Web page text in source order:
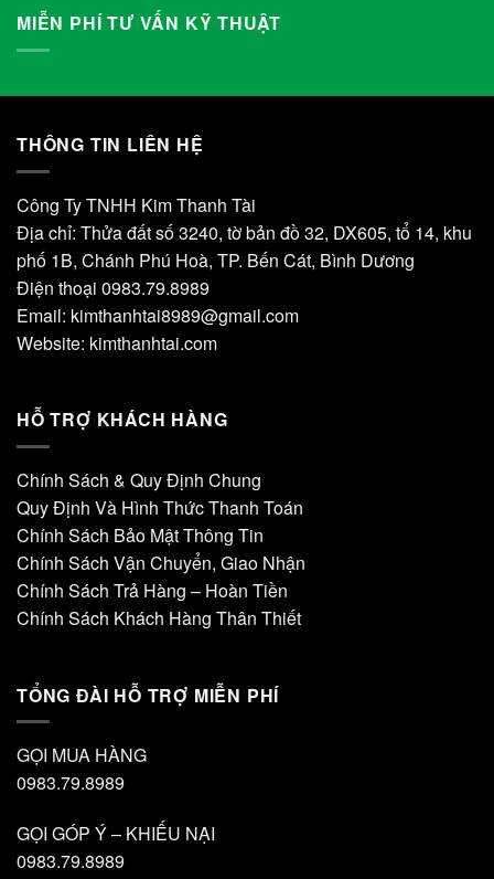
MIỄN PHÍ TƯ VẤN KỸ THUẬT
THÔNG TIN LIÊN HỆ
Công Ty TNHH Kim Thanh Tài
Địa chỉ: Thửa đất số 3240, tờ bản đồ 32, DX605, tổ 14, khu
phố 1B, Chánh Phú Hoà, TP. Bến Cát, Bình Dương
Điện thoại 0983.79.8989
Email: kimthanhtai8989@gmail.com
Website: kimthanhtai.com
HỖ TRỢ KHÁCH HÀNG
Chính Sách & Quy Định Chung
Quy Định Và Hình Thức Thanh Toán
Chính Sách Bảo Mật Thông Tin
Chính Sách Vận Chuyển, Giao Nhận
Chính Sách Trả Hàng – Hoàn Tiền
Chính Sách Khách Hàng Thân Thiết
TỔNG ĐÀI HỖ TRỢ MIỄN PHÍ
GỌI MUA HÀNG
0983.79.8989
GỌI GÓP Ý – KHIẾU NẠI
0983.79.8989